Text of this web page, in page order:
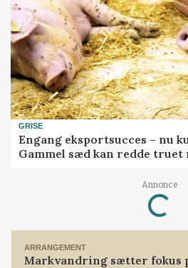
GRISE
Engang eksportsucces – nu
Gammel sæd kan redde truet
Annonce
ARRANGEMENT
Markvandring sætter fokus